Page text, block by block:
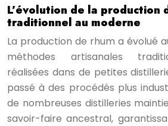
L’évolution de la production
traditionnel au moderne
La production de rhum a évolué
méthodes artisanales
réalisées dans de petites
passé à des procédés plus
de nombreuses distilleries
savoir-faire ancestral,